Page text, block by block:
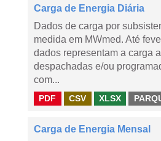
Carga de Energia Diária
Dados de carga por
medida em MWmed. Até
dados representam a carga
despachadas e/ou
com...
PDF CSV XLSX
Carga de Energia Mensal